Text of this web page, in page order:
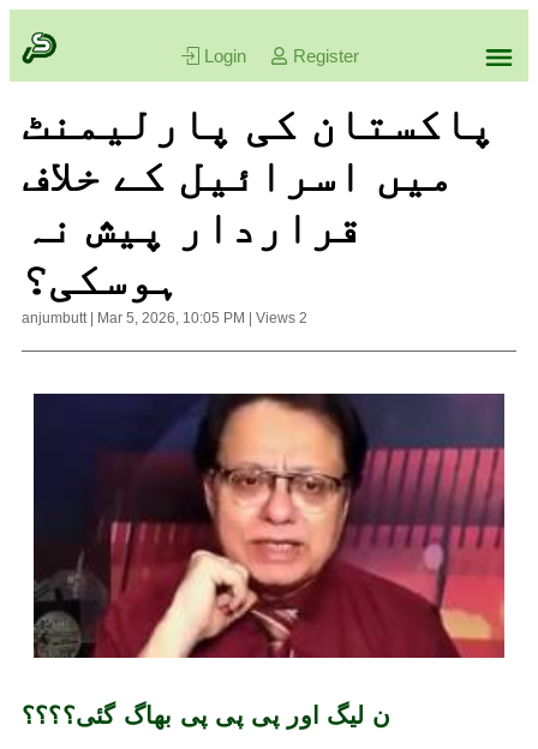
Login Register
پاکستان کی پارلیمنٹ
میں اسرائیل کے خلاف
قراردار پیش نہ
ہوسکی؟
anjumbutt| Mar 5, 2026, 10:05 PM Views 2
ن لیگ اور پی پی پی بھاگ گئی؟؟؟؟